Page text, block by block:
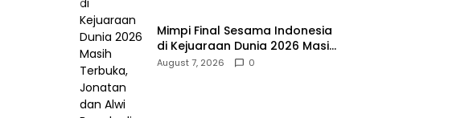
Mimpi Final Sesama Indonesia
di Kejuaraan Dunia 2026 Masih
Terbuka, Jonatan dan Alwi
August 7, 2026 0